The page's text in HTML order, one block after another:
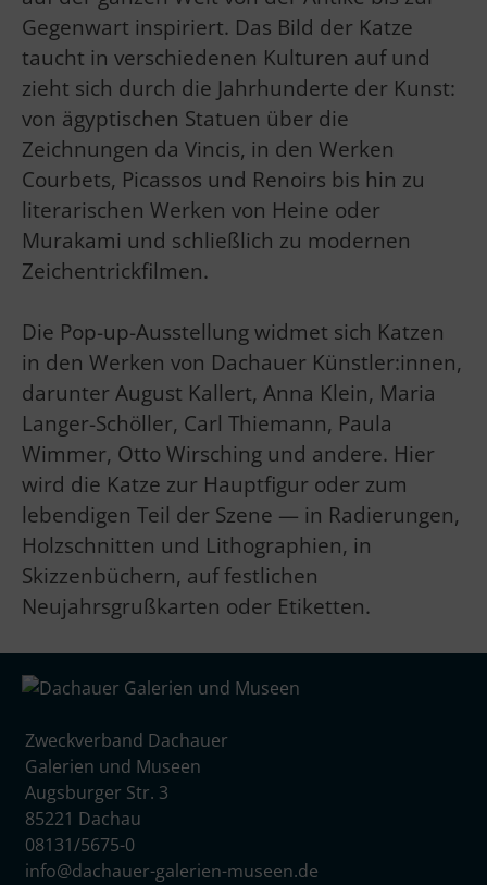
Gegenwart inspiriert. Das Bild der Katze
taucht in verschiedenen Kulturen auf und
zieht sich durch die Jahrhunderte der Kunst:
von ägyptischen Statuen über die
Zeichnungen da Vincis, in den Werken
Courbets, Picassos und Renoirs bis hin zu
literarischen Werken von Heine oder
Murakami und schließlich zu modernen
Zeichentrickfilmen.
Die Pop-up-Ausstellung widmet sich Katzen
in den Werken von Dachauer Künstler:innen,
darunter August Kallert, Anna Klein, Maria
Langer-Schöller, Carl Thiemann, Paula
Wimmer, Otto Wirsching und andere. Hier
wird die Katze zur Hauptfigur oder zum
lebendigen Teil der Szene — in Radierungen,
Holzschnitten und Lithographien, in
Skizzenbüchern, auf festlichen
Neujahrsgrußkarten oder Etiketten.
Zweckverband Dachauer
Galerien und Museen
Augsburger Str. 3
85221 Dachau
08131/5675-0
info@dachauer-galerien-museen.de